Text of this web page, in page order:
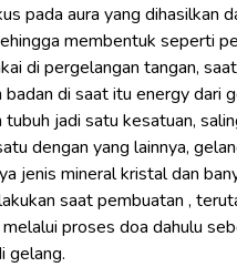
pada aura yang dihasilkan
membentuk seperti
di pergelangan tangan,
di saat itu energy dari
jadi satu kesatuan,
dengan yang lainnya,
jenis mineral kristal dan
saat pembuatan ,
proses doa dahulu
gelang.